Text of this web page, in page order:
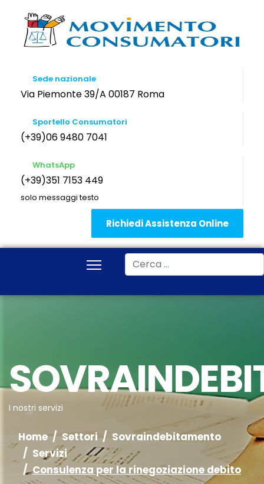
Sede nazionale
Via Piemonte 39/A 00187 Roma
Sportello Consumatori
(+39)06 9480 7041
WhatsApp
(+39)351 7153 449
solo messaggi testo
Richiedi Assistenza Online
Cerca
I nostri servizi
Home Settori
Sovraindebitamento
Servizi
Consulenza per la rinegoziazione debito